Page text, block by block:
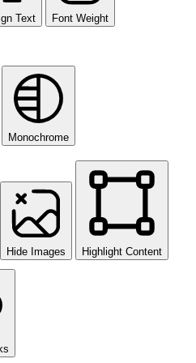
Text Font Weight
Monochrome
Hide Images Highlight Content